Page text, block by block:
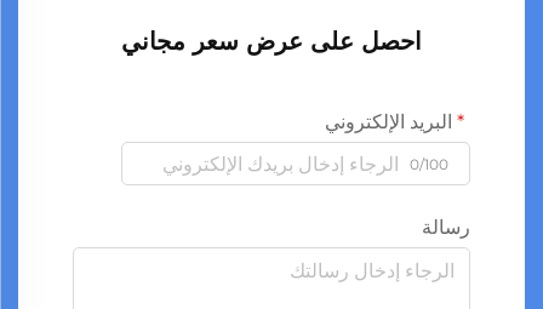
احصل على عرض سعر مجاني
البريد الإلكتروني
0/100
رسالة